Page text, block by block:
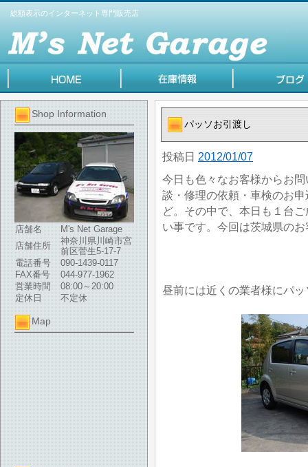
総額表示のインターネット専門販売店
Shop Information
店舗名
M's Net Garage
店舗住所
神奈川県川崎市宮
前区菅生5-17-7
電話番号
090-1439-0117
FAX番号
044-977-1962
営業時間
08:00～20:00
定休日
不定休
Map
パッソお引渡し
投稿日 2012/01/07
今日も色々なお客様からお
談・修理の依頼・車検のお
ど。その中で、本日も１台
い事です。今回は茨城県の
昼前には近くの業者様にパ